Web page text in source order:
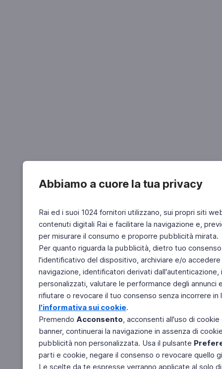
Abbiamo a cuore la tua privacy
Rai ed i suoi 1024 fornitori utilizzano, sui propri siti
contenuti digitali Rai e facilitare la navigazione e,
per misurare il consumo e proporre pubblicità mirata.
Per quanto riguarda la pubblicità, dietro tuo
l'identificativo del dispositivo, archiviare e/o
navigazione, identificatori derivati
personalizzati, valutare le performance degli
rifiutare o revocare il tuo consenso senza incorrere
l'informativa sui cookie.
Premendo Acconsento, acconsenti all'uso di
banner, continuerai la navigazione in assenza di
pubblicità non personalizzata. Usa il pulsante
parti e cookie, negare il consenso o revocare quello
Le scelte da te espresse verranno applicate al solo